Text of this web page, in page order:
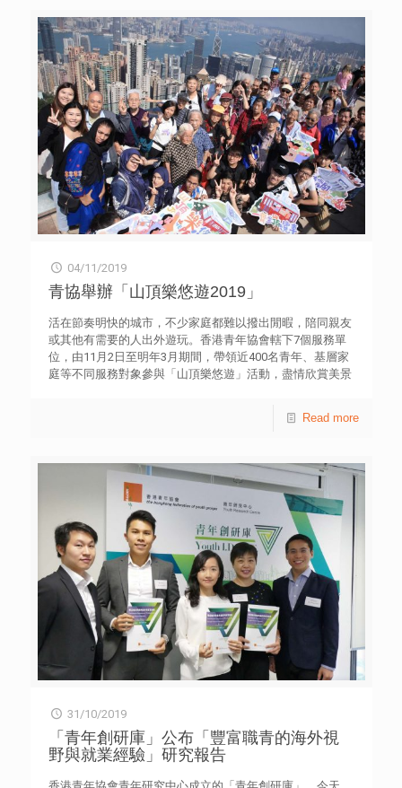
研究中心抑鬱量表（Center for Epidemiological Studies
Depression Scale, CES-D），以了解青少年的抑鬱情緒狀
況。調查顯示，超過一半（51.4%）受訪學生評分達16分或
以上，即出現抑鬱情緒表徵。他們過去一星期較常出現的抑
鬱徵狀包括︰「難於專注在要做的事情上」（34.4%）、
「為一些以往不受困擾的事而感到煩惱」（29.7%）、「睡
得不好」（26%）等。雖然量表結果不足以判斷他們是否已
患上抑鬱症，惟情況仍值得關注［表三］。 面對校園生
活，受訪學生最擔憂首三項為「要應付測驗／考試」
（53.6%），「成績未如理想」（51.9%）及「休息時間減
少」（49.9%）。此外，接近四分一（24%）表示因「社會
氣氛緊張」而感到擔憂；「朋輩間因對社會事件存在不同意
見而引發衝突」（9.2%）及「被同學冷落／排斥／欺凌」
到「期望學校提供甚麼情緒支援」時，最多受訪學生選擇首
三項為「調適功課量，減低學習壓力」（68.9%）、「安排
一些班際或級際活動，放鬆心情」（36.7%）及「提供安全
的空間讓學生表達和調整情緒」（20.5%）［表六］。當對
象由學校轉為父母時，受訪學生則希望「給予自主空間，讓
我可自行解決問題」（45%）、「減少負面批評」
（40.2%）及「放下主流價值觀，尊重我的想法」（31.5%）
自己的心情及學習進度，亦容易因外在環境影響而出現憤
調查亦反映，青年需要在安全、自主的環境下表達情緒或
解決問題。面對意見分歧，家長或老師亦要學習解開「我的
意見一定比你好」的枷鎖，讓青年有思考及選擇機會；若認
為他們的想法或做法並不可取，也應讓他們明白其擔心所
在，並盡量透過協商形式共議「可行做法」，而並非以「唯
一做法」來否定他們應對問題的能力。 青協「關心一線
2777 8899」於2018年9月至2019年8月期間，分別處理
20,430宗與情緒相關的求助個案，較去年上升4,000多宗；
另有9,642宗與校園生活相關的求助個案，當中以「升
學」、「讀書壓力」及「朋輩關係」為最主要範疇；以下是
熱線及網上曾經處理的個案。 個案一︰ 女學生與朋友升
讀同一所中學，但得知其家人從事警務工作後，擔心繼續維
持朋友關係會受到牽連，共同成為被其他同學討厭或排斥對
如何自處的她感到相當困擾。 個案二︰ 中四同學稱高中
生涯很孤單，自己在精英班很大壓力，但家人並不了解，只
認為精英班對她的文憑試有幫助。另外，由於學校每年均會
替初中轉換班別，她認為難以結交關係鞏固的朋友，形容學
習路上好像「孤軍作戰」，最近上學前更出現「缺氧、頭
04/11/2019
青協舉辦「山頂樂悠遊2019」
活在節奏明快的城市，不少家庭都難以撥出閒暇，陪同親友
或其他有需要的人出外遊玩。香港青年協會轄下7個服務單
位，由11月2日至明年3月期間，帶領近400名青年、基層家
庭等不同服務對象參與「山頂樂悠遊」活動，盡情欣賞美景
遊覽山頂凌霄閣以及凌霄閣摩天台428等，行程相當豐富。
此之間的互動，充滿樂趣之餘亦饒富意義。 青協督導主任
鄺穎琦女士表示，該會「鄰舍第一」社區計劃鼓勵青年透過
不同形式的社區服務，推動全港各區鄰舍間的關懷行動，並
為他們提供寶貴的社會體驗。正如首場活動既能讓青少年及
長者加深互相了解，拉近彼此的距離，更可提升公眾對長者
家庭的關注，從而凝聚社區關愛氣氛，機會難得。她感謝山
頂纜車有限公司及凌霄閣有限公司的支持，以及一群義工的
全力協助，令活動得以順利開展。 山頂纜車有限公司及凌
霄閣有限公司總經理曾瑛美小姐亦表示：「很高興可以繼續
支持這個有意義的活動，自2008年與香港青年協會合辦『我
的第一次山頂遊歷』活動以來，多次目睹受惠家庭和青少年
在山頂的歡樂，實在感到欣慰。我們一直積極回饋社會，履
行社會責任，今年，我們更希望鼓勵香港青年享受輕鬆時光
的歷史和演變。」 本着為青年創造空間的信念，青協轄下
分佈全港各區的22所青年空間，致力聯繫青年，使青年空間
成為一個屬於青年、讓青年發展潛能和鍛鍊的活動場所。在
專業服務方面，青年空間積極發展及推廣三大支柱服務，包
括學業支援、進修增值和社會體驗。各區的M21@青年空
Read more
31/10/2019
「青年創研庫」公布「豐富職青的海外視
野與就業經驗」研究報告